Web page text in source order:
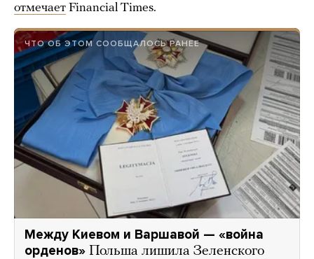
отмечает Financial Times.
ЧТО ОБ ЭТОМ СООБЩАЛОСЬ РАНЕЕ
Между Киевом и Варшавой — «война
орденов» Польша лишила Зеленского